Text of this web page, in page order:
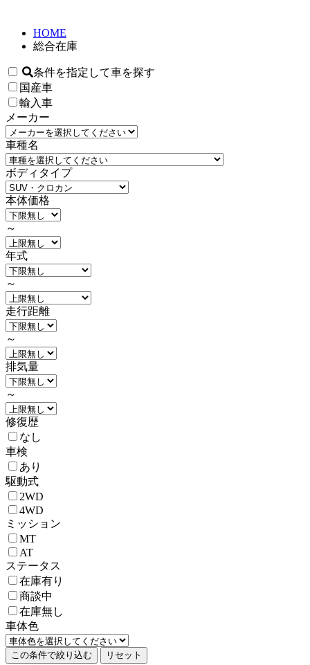
HOME
総合在庫
条件を指定して車を探す
国産車
輸入車
メーカー
車種名
ボディタイプ
本体価格
～
年式
～
走行距離
～
排気量
～
修復歴
なし
車検
あり
駆動式
2WD
4WD
ミッション
MT
AT
ステータス
在庫有り
商談中
在庫無し
車体色
この条件で絞り込む リセット